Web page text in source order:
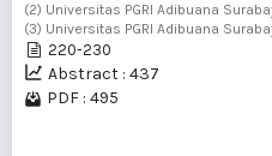
(2) Universitas PGRI Adibuana
(3) Universitas PGRI Adibuana
220-230
Abstract : 437
PDF : 495